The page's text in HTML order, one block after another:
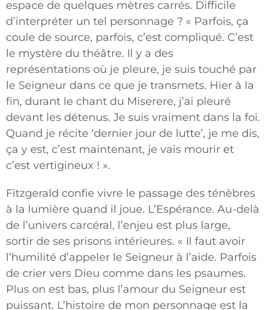
espace de quelques mètres carrés. Difficile
d’interpréter un tel personnage ? « Parfois, ça
coule de source, parfois, c’est compliqué. C’est
le mystère du théâtre. Il y a des
représentations où je pleure, je suis touché par
le Seigneur dans ce que je transmets. Hier à la
fin, durant le chant du Miserere, j’ai pleuré
devant les détenus. Je suis vraiment dans la foi.
Quand je récite ‘dernier jour de lutte’, je me dis,
ça y est, c’est maintenant, je vais mourir et
c’est vertigineux ! ».
Fitzgerald confie vivre le passage des ténèbres
à la lumière quand il joue. L’Espérance. Au-delà
de l’univers carcéral, l’enjeu est plus large,
sortir de ses prisons intérieures. « Il faut avoir
l’humilité d’appeler le Seigneur à l’aide. Parfois
de crier vers Dieu comme dans les psaumes.
Plus on est bas, plus l’amour du Seigneur est
puissant. L’histoire de mon personnage est la